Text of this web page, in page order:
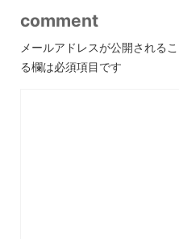
comment
メールアドレスが公開される
る欄は必須項目です